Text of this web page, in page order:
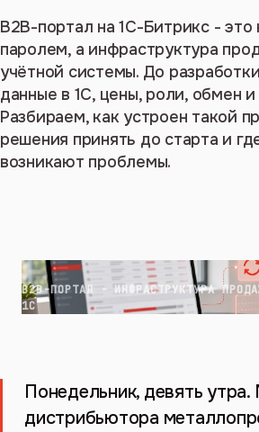
B2B-портал на 1С-Битрикс - это
паролем, а инфраструктура
учётной системы. До
данные в 1С, цены, роли, обмен и
Разбираем, как устроен такой
решения принять до старта и
возникают проблемы.
B2B-ПОРТАЛ - ИНФРАСТРУКТУРА
1С
Понедельник, девять
дистрибьютора